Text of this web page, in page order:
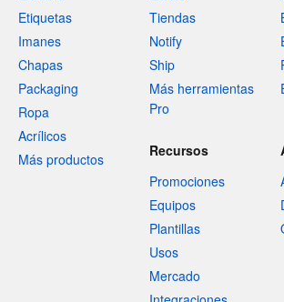
Etiquetas
Imanes
Chapas
Packaging
Ropa
Acrílicos
Más productos
Tiendas
Notify
Ship
Más herramientas
Pro
Recursos
Promociones
Equipos
Plantillas
Usos
Mercado